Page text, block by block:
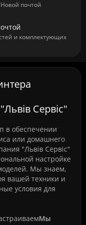
почтой
и комплектующих
Сервіс"
в обеспечении
или домашнего
"Львів Сервіс"
настройке
Мы знаем,
вашей техники и
условия для
Мы